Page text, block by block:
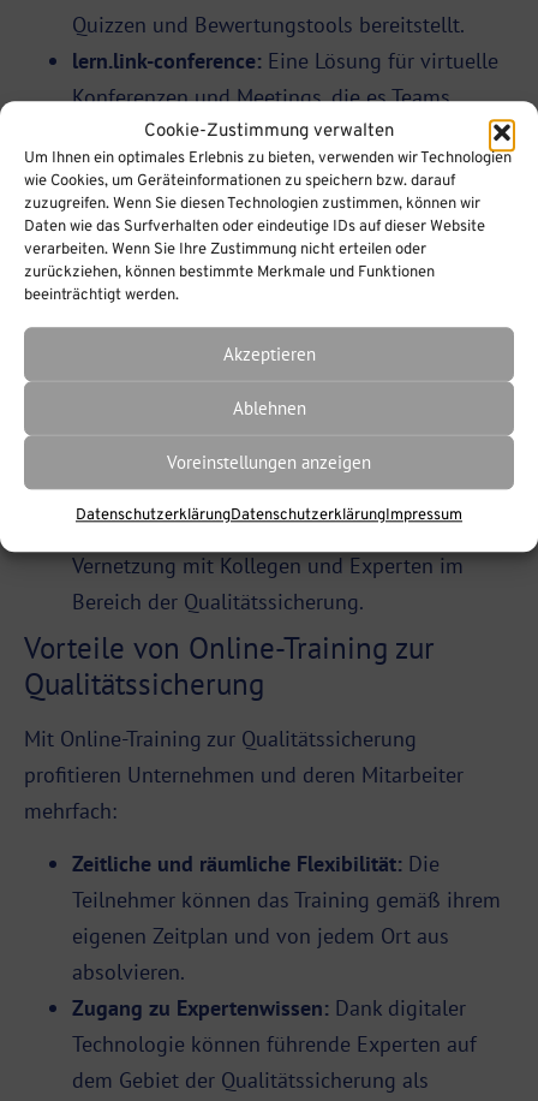
Cookie-Zustimmung verwalten
Um Ihnen ein optimales Erlebnis zu bieten, verwenden wir Technologien
wie Cookies, um Geräteinformationen zu speichern bzw. darauf
zuzugreifen. Wenn Sie diesen Technologien zustimmen, können wir
Daten wie das Surfverhalten oder eindeutige IDs auf dieser Website
verarbeiten. Wenn Sie Ihre Zustimmung nicht erteilen oder
zurückziehen, können bestimmte Merkmale und Funktionen
beeinträchtigt werden.
Akzeptieren
Ablehnen
Voreinstellungen anzeigen
DatenschutzerklärungDatenschutzerklärungImpressum
Quizzen und Bewertungstools bereitstellt.
lern.link-conference: Eine Lösung für virtuelle
Konferenzen und Meetings, die es Teams
erlaubt, sich über neue
Qualitätssicherungsverfahren auszutauschen
und von Experten zu lernen. Die Plattform
unterstützt Videoübertragungen, interaktive
Präsentationen und Gruppendiskussionen, was
lern.link-Workplace:Dieses Tool fördert die
von Teams. Es eignet sich besonders für die
Nachbereitung von Online-Trainings durch den
Austausch von Erfahrungen, die Diskussion
von Fallbeispielen und die kontinuierliche
Vernetzung mit Kollegen und Experten im
Bereich der Qualitätssicherung.
Vorteile von Online-Training zur
Qualitätssicherung
Mit Online-Training zur Qualitätssicherung
profitieren Unternehmen und deren Mitarbeiter
mehrfach:
Zeitliche und räumliche Flexibilität: Die
Teilnehmer können das Training gemäß ihrem
eigenen Zeitplan und von jedem Ort aus
absolvieren.
Zugang zu Expertenwissen: Dank digitaler
Technologie können führende Experten auf
dem Gebiet der Qualitätssicherung als